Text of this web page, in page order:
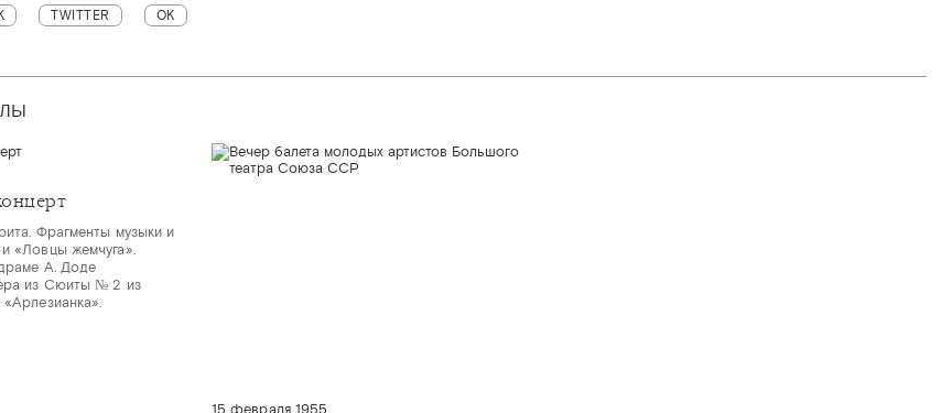
TWITTER OK
15 февраля 1955
Фрагменты музыки и
«Ловцы жемчуга».
А. Доде
из Сюиты № 2 из